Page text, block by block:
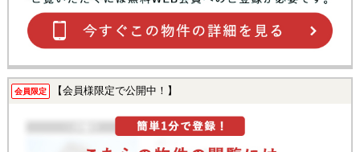
会員限定 【会員様限定で公開中！】